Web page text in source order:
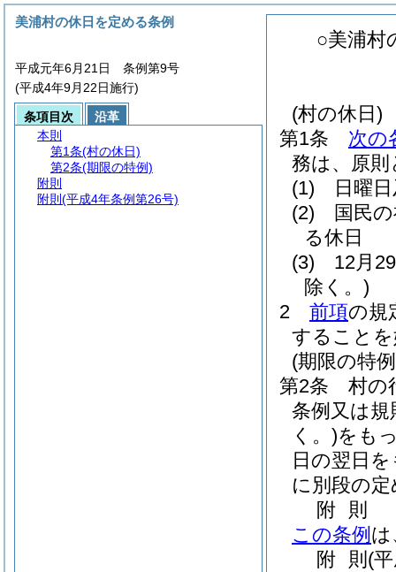
○美浦村
(村の休日)
第1条
次の
務は、原
(1)
日曜
(2)
国民
る休日
(3)
12月
除く。)
2
前項の規
すること
(期限の特
第2条
村の
条例又は
く。)をも
日の翌日
に別段の
附 則
この条例 は
附 則 (
美浦村の休日を定める条例
平成元年6月21日 条例第9号
(平成4年9月22日施行)
条項目次
沿革
本則
第1条(村の休日)
第2条(期限の特例)
附則
附則 (平成4年条例第26号)